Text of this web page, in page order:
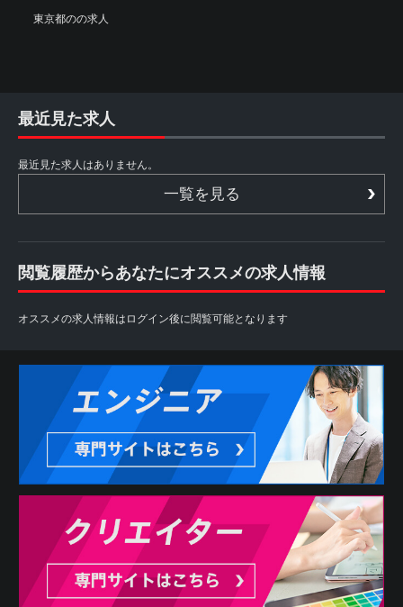
東京都のの求人
最近見た求人
最近見た求人はありません。
一覧を見る
閲覧履歴からあなたにオススメの求人情報
オススメの求人情報はログイン後に閲覧可能となります